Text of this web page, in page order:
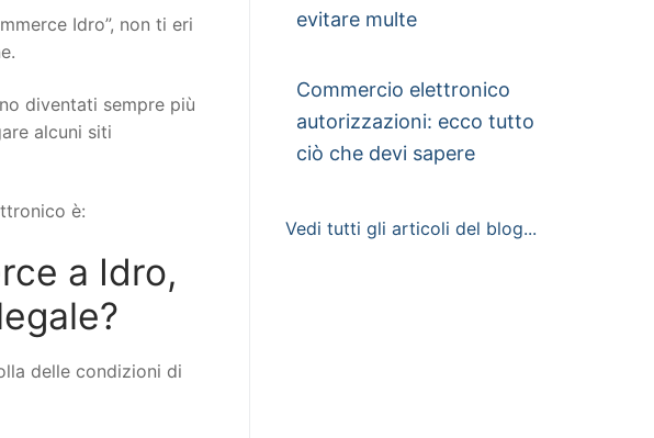
Idro”, non ti eri
diventati sempre più
alcuni siti
è:
a Idro,
delle condizioni di
evitare multe
Commercio elettronico
autorizzazioni: ecco tutto
ciò che devi sapere
Vedi tutti gli articoli del blog...